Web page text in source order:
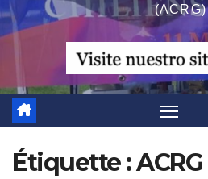
(ACRG)
Étiquette :ACRG